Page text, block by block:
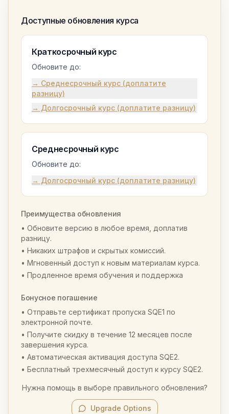
Доступные обновления курса
Краткосрочный курс
Обновите до:
→ Среднесрочный курс (доплатите
разницу)
→ Долгосрочный курс (доплатите разницу)
Среднесрочный курс
Обновите до:
→ Долгосрочный курс (доплатите разницу)
Преимущества обновления
• Обновите версию в любое время, доплатив
разницу.
• Никаких штрафов и скрытых комиссий.
• Мгновенный доступ к новым материалам курса.
• Продленное время обучения и поддержка
Бонусное погашение
• Отправьте сертификат пропуска SQE1 по
электронной почте.
• Получите скидку в течение 12 месяцев после
завершения курса.
• Автоматическая активация доступа SQE2.
• Бесплатный трехмесячный доступ к курсу SQE2.
Нужна помощь в выборе правильного обновления?
Upgrade Options